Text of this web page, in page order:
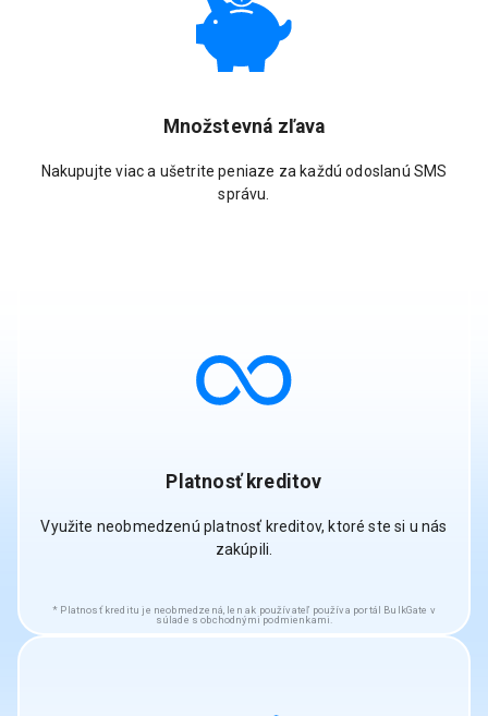
Množstevná zľava
Nakupujte viac a ušetrite peniaze za každú odoslanú SMS
správu.
Platnosť kreditov
Využite neobmedzenú platnosť kreditov, ktoré ste si u nás
zakúpili.
Platnosť kreditu je neobmedzená, len ak používateľ používa portál BulkGate v
súlade s obchodnými podmienkami.